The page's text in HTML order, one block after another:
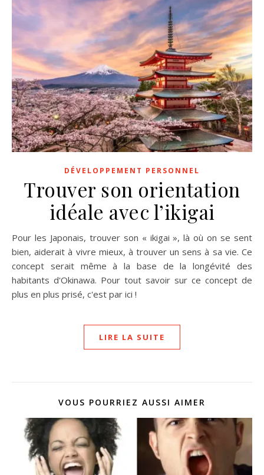
DÉVELOPPEMENT PERSONNEL
Trouver son orientation
idéale avec l’ikigai
Pour les Japonais, trouver son « ikigai », là où on se sent
bien, aiderait à vivre mieux, à trouver un sens à sa vie. Ce
concept serait même à la base de la longévité des
habitants d'Okinawa. Pour tout savoir sur ce concept de
plus en plus prisé, c'est par ici !
LIRE LA SUITE
VOUS POURRIEZ AUSSI AIMER